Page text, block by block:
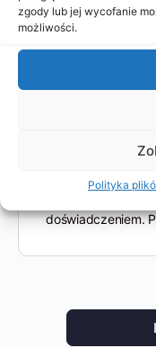
zgody lub jej wycofanie
możliwości.
Polityka
Admin
Super! Fajnie, że
można tworzyć
zdjęciami i
luźne teksty bez
doświadczeniem.